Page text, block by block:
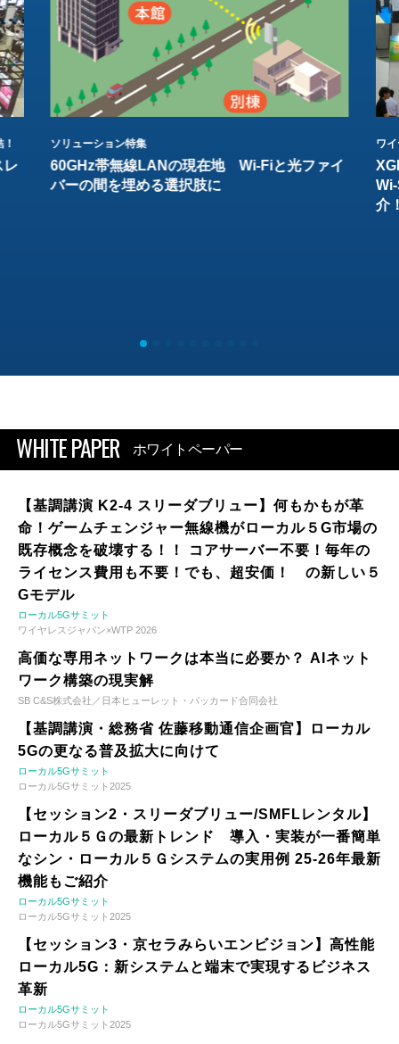
レ
ソリューション特集
60GHz帯無線LANの現在地 Wi-Fiと光ファイ
バーの間を埋める選択肢に
ワ
介
WHITE PAPER ホワイトペーパー
【基調講演 K2-4 スリーダブリュー】何もかもが革
命！ゲームチェンジャー無線機がローカル５G市場の
既存概念を破壊する！！ コアサーバー不要！毎年の
ライセンス費用も不要！でも、超安価！ の新しい５
Gモデル
ローカル5Gサミット
ワイヤレスジャパン×WTP 2026
高価な専用ネットワークは本当に必要か？ AIネット
ワーク構築の現実解
SB C&S株式会社／日本ヒューレット・パッカード合同会社
【基調講演・総務省 佐藤移動通信企画官】ローカル
5Gの更なる普及拡大に向けて
ローカル5Gサミット
ローカル5Gサミット2025
【セッション2・スリーダブリュー/SMFLレンタル】
ローカル５Ｇの最新トレンド 導入・実装が一番簡単
なシン・ローカル５Ｇシステムの実用例 25-26年最新
機能もご紹介
ローカル5Gサミット
ローカル5Gサミット2025
【セッション3・京セラみらいエンビジョン】高性能
ローカル5G：新システムと端末で実現するビジネス
革新
ローカル5Gサミット
ローカル5Gサミット2025